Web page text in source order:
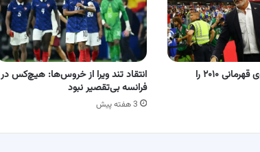
اسپانیا دوباره بوی قهرمانی ۲۰۱۰ را
انتقاد تند ویرا از خروس‌ها: هیچ‌کس در
فرانسه بی‌تقصیر نبود
3 هفته پیش